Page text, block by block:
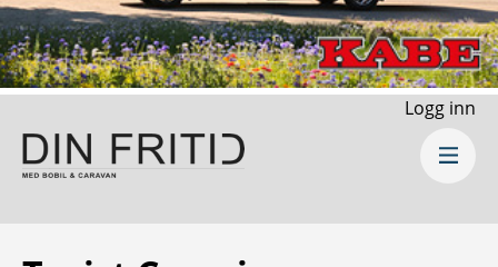
Logg inn